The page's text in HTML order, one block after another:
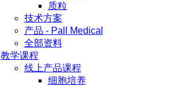
质粒
技术方案
产品 - Pall Medical
全部资料
教学课程
线上产品课程
细胞培养